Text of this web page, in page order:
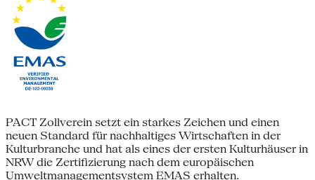
PACT Zollverein setzt ein starkes Zeichen und einen
neuen Standard für nachhaltiges Wirtschaften in der
Kulturbranche und hat als eines der ersten Kulturhäuser in
NRW die Zertifizierung nach dem europäischen
Umweltmanagementsystem EMAS erhalten.